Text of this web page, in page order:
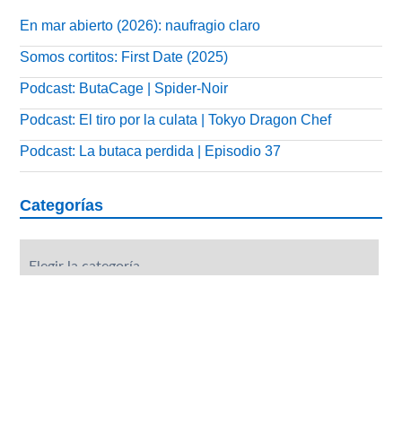
En mar abierto (2026): naufragio claro
Somos cortitos: First Date (2025)
Podcast: ButaCage | Spider-Noir
Podcast: El tiro por la culata | Tokyo Dragon Chef
Podcast: La butaca perdida | Episodio 37
Categorías